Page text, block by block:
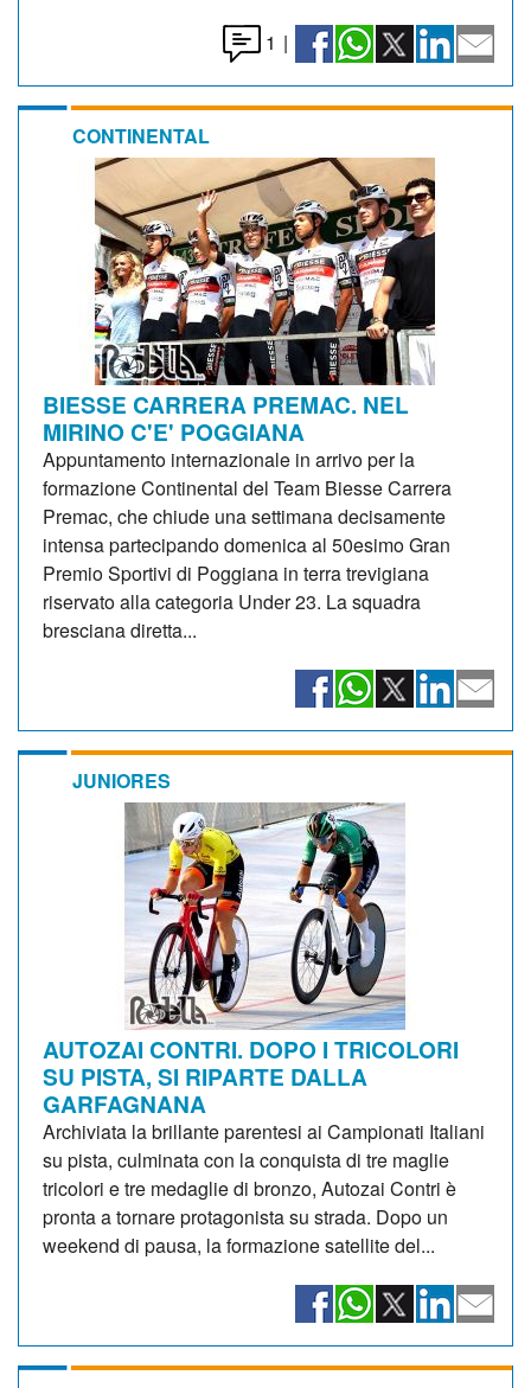
1 |
CONTINENTAL
BIESSE CARRERA PREMAC. NEL
MIRINO C'E' POGGIANA
Appuntamento internazionale in arrivo per la
formazione Continental del Team Biesse Carrera
Premac, che chiude una settimana decisamente
intensa partecipando domenica al 50esimo Gran
Premio Sportivi di Poggiana in terra trevigiana
riservato alla categoria Under 23. La squadra
bresciana diretta...
JUNIORES
AUTOZAI CONTRI. DOPO I TRICOLORI
SU PISTA, SI RIPARTE DALLA
GARFAGNANA
Archiviata la brillante parentesi ai Campionati Italiani
su pista, culminata con la conquista di tre maglie
tricolori e tre medaglie di bronzo, Autozai Contri è
pronta a tornare protagonista su strada. Dopo un
weekend di pausa, la formazione satellite del...